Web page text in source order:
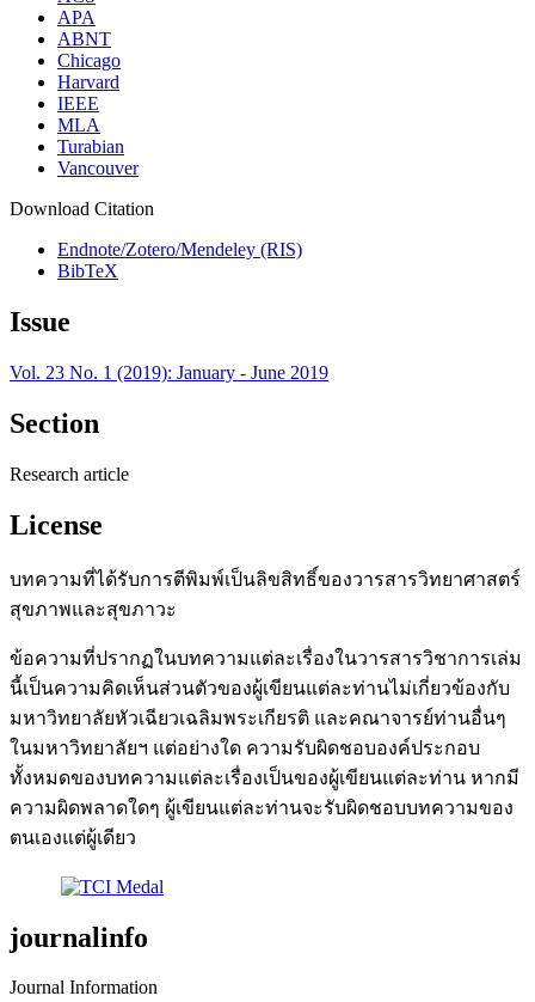
APA
ABNT
Chicago
Harvard
IEEE
MLA
Turabian
Vancouver
Download Citation
Endnote/Zotero/Mendeley (RIS)
BibTeX
Issue
Vol. 23 No. 1 (2019): January - June 2019
Section
Research article
License
บทความที่ได้รับการตีพิมพ์เป็นลิขสิทธิ์ของวารสารวิทยาศาสตร์
สุขภาพและสุขภาวะ
ข้อความที่ปรากฏในบทความแต่ละเรื่องในวารสารวิชาการเล่ม
นี้เป็นความคิดเห็นส่วนตัวของผู้เขียนแต่ละท่านไม่เกี่ยวข้องกับ
มหาวิทยาลัยหัวเฉียวเฉลิมพระเกียรติ และคณาจารย์ท่านอื่นๆ
ในมหาวิทยาลัยฯ แต่อย่างใด ความรับผิดชอบองค์ประกอบ
ทั้งหมดของบทความแต่ละเรื่องเป็นของผู้เขียนแต่ละท่าน หากมี
ความผิดพลาดใดๆ ผู้เขียนแต่ละท่านจะรับผิดชอบบทความของ
ตนเองแต่ผู้เดียว
journalinfo
Journal Information